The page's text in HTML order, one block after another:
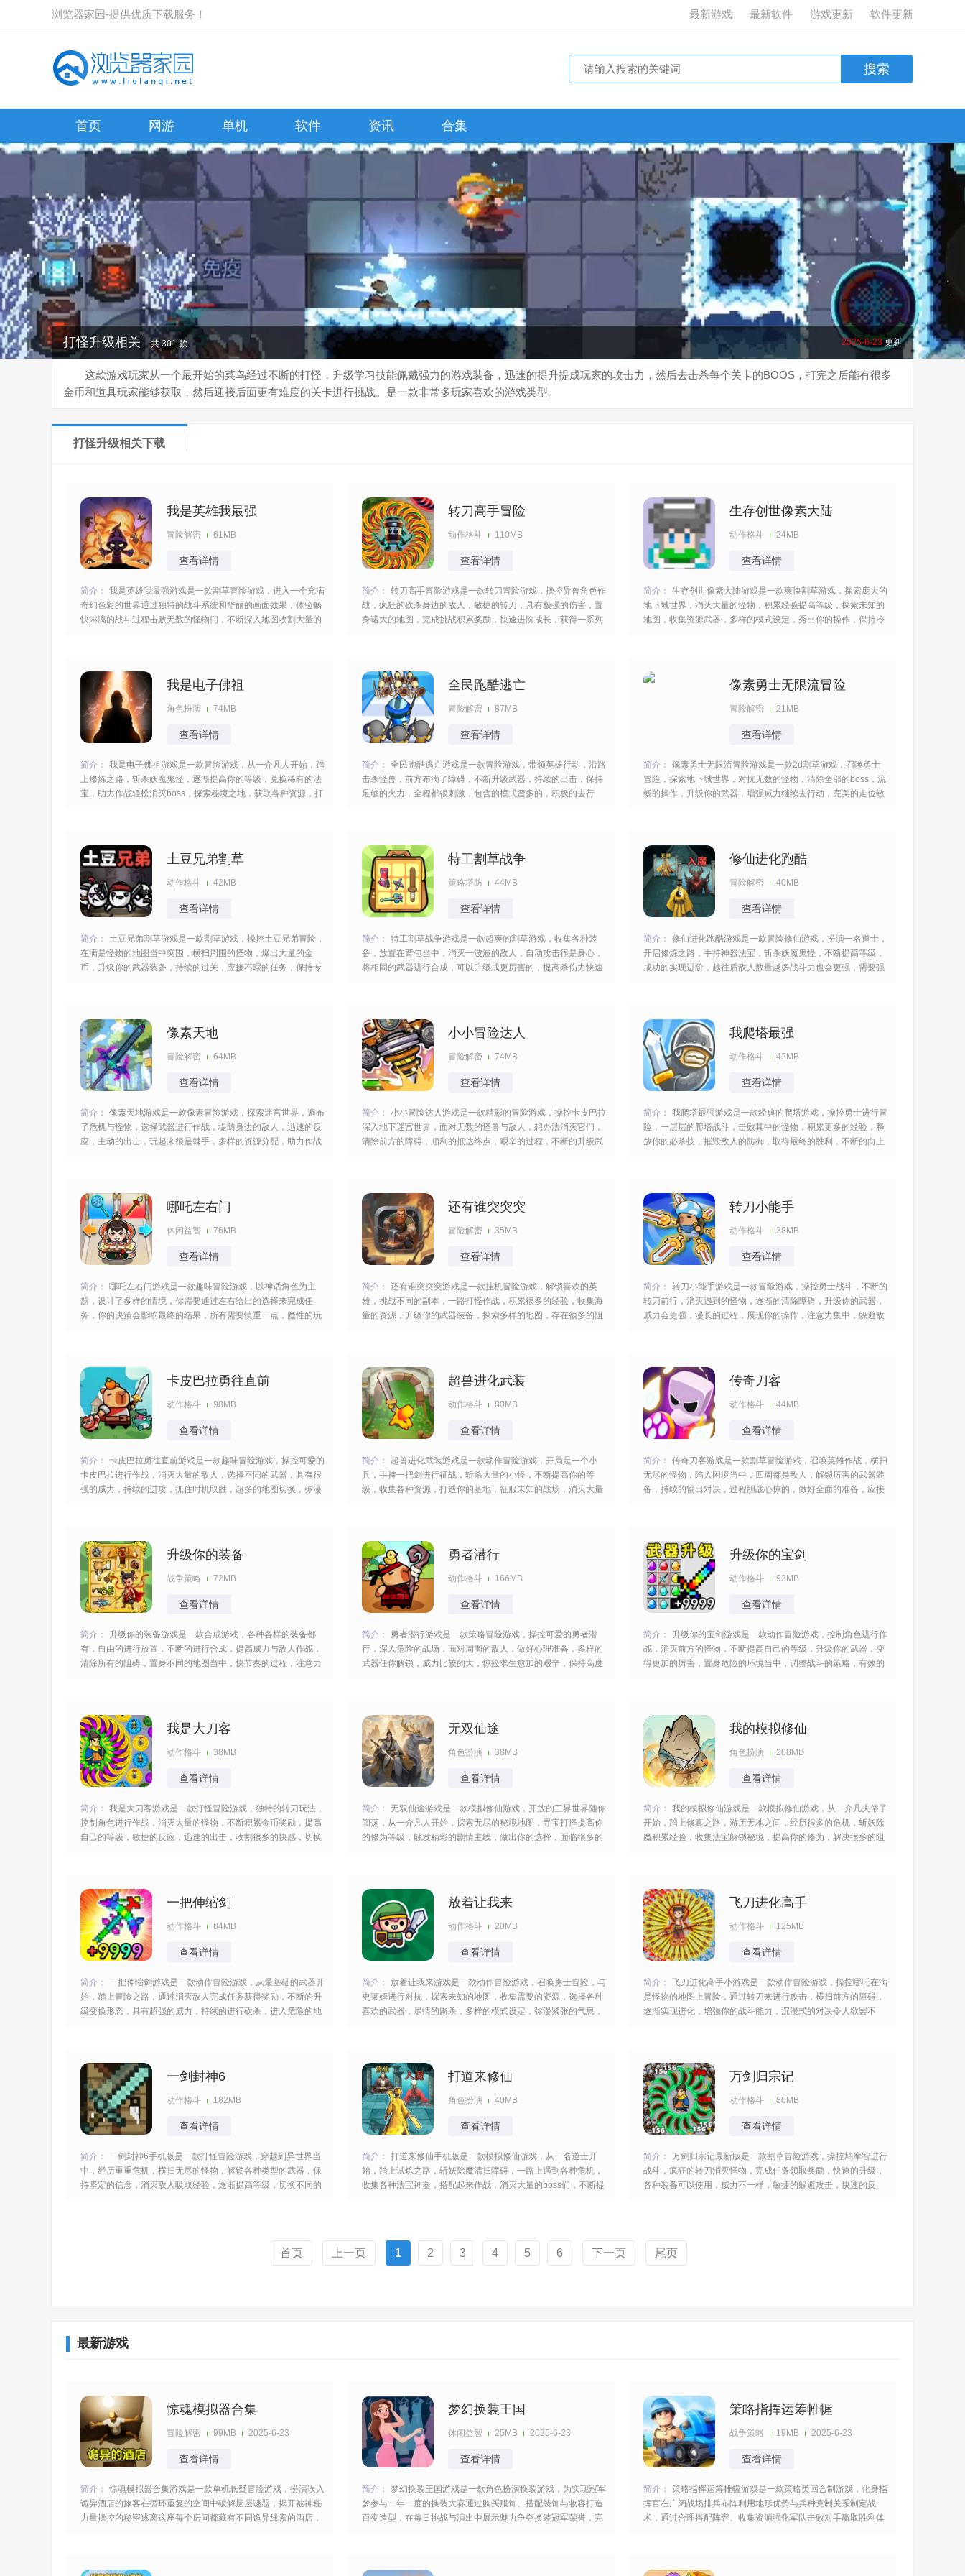
浏览器家园-提供优质下载服务！ 最新游戏 最新软件 游戏更新 软件更新
首页 网游 单机 软件 资讯 合集
打怪升级相关 共 301 款 2025-6-23更新
这款游戏玩家从一个最开始的菜鸟经过不断的打怪，升级学习技能佩戴强力的游戏装备，迅速的提升提成玩家的攻击力，然后去击杀每个关卡的BOOS，打完之后能有很多
金币和道具玩家能够获取，然后迎接后面更有难度的关卡进行挑战。是一款非常多玩家喜欢的游戏类型。
打怪升级相关下载
我是英雄我最强
冒险解密 61MB
查看详情
简介：
我是英雄我最强游戏是一款割草冒险游戏，进入一个充满
奇幻色彩的世界通过独特的战斗系统和华丽的画面效果，体验畅
快淋漓的战斗过程击败无数的怪物们，不断深入地图收割大量的
转刀高手冒险
动作格斗 110MB
查看详情
简介：
转刀高手冒险游戏是一款转刀冒险游戏，操控异兽角色作
战，疯狂的砍杀身边的敌人，敏捷的转刀，具有极强的伤害，置
身诺大的地图，完成挑战积累奖励，快速进阶成长，获得一系列
生存创世像素大陆
动作格斗 24MB
查看详情
简介：
生存创世像素大陆游戏是一款爽快割草游戏，探索庞大的
地下城世界，消灭大量的怪物，积累经验提高等级，探索未知的
地图，收集资源武器，多样的模式设定，秀出你的操作，保持冷
我是电子佛祖
角色扮演 74MB
查看详情
简介：
我是电子佛祖游戏是一款冒险游戏，从一介凡人开始，踏
上修炼之路，斩杀妖魔鬼怪，逐渐提高你的等级，兑换稀有的法
宝，助力作战轻松消灭boss，探索秘境之地，获取各种资源，打
全民跑酷逃亡
冒险解密 87MB
查看详情
简介：
全民跑酷逃亡游戏是一款冒险游戏，带领英雄行动，沿路
击杀怪兽，前方布满了障碍，不断升级武器，持续的出击，保持
足够的火力，全程都很刺激，包含的模式蛮多的，积极的去行
像素勇士无限流冒险
冒险解密 21MB
查看详情
简介：
像素勇士无限流冒险游戏是一款2d割草游戏，召唤勇士
冒险，探索地下城世界，对抗无数的怪物，清除全部的boss，流
畅的操作，升级你的武器，增强威力继续去行动，完美的走位敏
土豆兄弟割草
动作格斗 42MB
查看详情
简介：
土豆兄弟割草游戏是一款割草游戏，操控土豆兄弟冒险，
在满是怪物的地图当中突围，横扫周围的怪物，爆出大量的金
币，升级你的武器装备，持续的过关，应接不暇的任务，保持专
特工割草战争
策略塔防 44MB
查看详情
简介：
特工割草战争游戏是一款超爽的割草游戏，收集各种装
备，放置在背包当中，消灭一波波的敌人，自动攻击很是身心，
将相同的武器进行合成，可以升级成更厉害的，提高杀伤力快速
修仙进化跑酷
冒险解密 40MB
查看详情
简介：
修仙进化跑酷游戏是一款冒险修仙游戏，扮演一名道士，
开启修炼之路，手持神器法宝，斩杀妖魔鬼怪，不断提高等级，
成功的实现进阶，越往后敌人数量越多战斗力也会更强，需要强
像素天地
冒险解密 64MB
查看详情
简介：
像素天地游戏是一款像素冒险游戏，探索迷宫世界，遍布
了危机与怪物，选择武器进行作战，堤防身边的敌人，迅速的反
应，主动的出击，玩起来很是棘手，多样的资源分配，助力作战
小小冒险达人
冒险解密 74MB
查看详情
简介：
小小冒险达人游戏是一款精彩的冒险游戏，操控卡皮巴拉
深入地下迷宫世界，面对无数的怪兽与敌人，想办法消灭它们，
清除前方的障碍，顺利的抵达终点，艰辛的过程，不断的升级武
我爬塔最强
动作格斗 42MB
查看详情
简介：
我爬塔最强游戏是一款经典的爬塔游戏，操控勇士进行冒
险，一层层的爬塔战斗，击败其中的怪物，积累更多的经验，释
放你的必杀技，摧毁敌人的防御，取得最终的胜利，不断的向上
哪吒左右门
休闲益智 76MB
查看详情
简介：
哪吒左右门游戏是一款趣味冒险游戏，以神话角色为主
题，设计了多样的情境，你需要通过左右给出的选择来完成任
务，你的决策会影响最终的结果，所有需要慎重一点，魔性的玩
还有谁突突突
冒险解密 35MB
查看详情
简介：
还有谁突突突游戏是一款挂机冒险游戏，解锁喜欢的英
雄，挑战不同的副本，一路打怪作战，积累很多的经验，收集海
量的资源，升级你的武器装备，探索多样的地图，存在很多的阻
转刀小能手
动作格斗 38MB
查看详情
简介：
转刀小能手游戏是一款冒险游戏，操控勇士战斗，不断的
转刀前行，消灭遇到的怪物，逐渐的清除障碍，升级你的武器，
威力会更强，漫长的过程，展现你的操作，注意力集中，躲避敌
卡皮巴拉勇往直前
动作格斗 98MB
查看详情
简介：
卡皮巴拉勇往直前游戏是一款趣味冒险游戏，操控可爱的
卡皮巴拉进行作战，消灭大量的敌人，选择不同的武器，具有很
强的威力，持续的进攻，抓住时机取胜，超多的地图切换，弥漫
超兽进化武装
动作格斗 80MB
查看详情
简介：
超兽进化武装游戏是一款动作冒险游戏，开局是一个小
兵，手持一把剑进行征战，斩杀大量的小怪，不断提高你的等
级，收集各种资源，打造你的基地，征服未知的战场，消灭大量
传奇刀客
动作格斗 44MB
查看详情
简介：
传奇刀客游戏是一款割草冒险游戏，召唤英雄作战，横扫
无尽的怪物，陷入困境当中，四周都是敌人，解锁厉害的武器装
备，持续的输出对决，过程胆战心惊的，做好全面的准备，应接
升级你的装备
战争策略 72MB
查看详情
简介：
升级你的装备游戏是一款合成游戏，各种各样的装备都
有，自由的进行放置，不断的进行合成，提高威力与敌人作战，
清除所有的阻碍，置身不同的地图当中，快节奏的过程，注意力
勇者潜行
动作格斗 166MB
查看详情
简介：
勇者潜行游戏是一款策略冒险游戏，操控可爱的勇者潜
行，深入危险的战场，面对周围的敌人，做好心理准备，多样的
武器任你解锁，威力比较的大，惊险求生愈加的艰辛，保持高度
升级你的宝剑
动作格斗 93MB
查看详情
简介：
升级你的宝剑游戏是一款动作冒险游戏，控制角色进行作
战，消灭前方的怪物，不断提高自己的等级，升级你的武器，变
得更加的厉害，置身危险的环境当中，调整战斗的策略，有效的
我是大刀客
动作格斗 38MB
查看详情
简介：
我是大刀客游戏是一款打怪冒险游戏，独特的转刀玩法，
控制角色进行作战，消灭大量的怪物，不断积累金币奖励，提高
自己的等级，敏捷的反应，迅速的出击，收割很多的快感，切换
无双仙途
角色扮演 38MB
查看详情
简介：
无双仙途游戏是一款模拟修仙游戏，开放的三界世界随你
闯荡，从一介凡人开始，探索无尽的秘境地图，寻宝打怪提高你
的修为等级，触发精彩的剧情主线，做出你的选择，面临很多的
我的模拟修仙
角色扮演 208MB
查看详情
简介：
我的模拟修仙游戏是一款模拟修仙游戏，从一介凡夫俗子
开始，踏上修真之路，游历天地之间，经历很多的危机，斩妖除
魔积累经验，收集法宝解锁秘境，提高你的修为，解决很多的阻
一把伸缩剑
动作格斗 84MB
查看详情
简介：
一把伸缩剑游戏是一款动作冒险游戏，从最基础的武器开
始，踏上冒险之路，通过消灭敌人完成任务获得奖励，不断的升
级变换形态，具有超强的威力，持续的进行砍杀，进入危险的地
放着让我来
动作格斗 20MB
查看详情
简介：
放着让我来游戏是一款动作冒险游戏，召唤勇士冒险，与
史莱姆进行对抗，探索未知的地图，收集需要的资源，选择各种
喜欢的武器，尽情的厮杀，多样的模式设定，弥漫紧张的气息，
飞刀进化高手
动作格斗 125MB
查看详情
简介：
飞刀进化高手小游戏是一款动作冒险游戏，操控哪吒在满
是怪物的地图上冒险，通过转刀来进行攻击，横扫前方的障碍，
逐渐实现进化，增强你的战斗能力，沉浸式的对决令人欲罢不
一剑封神6
动作格斗 182MB
查看详情
简介：
一剑封神6手机版是一款打怪冒险游戏，穿越到异世界当
中，经历重重危机，横扫无尽的怪物，解锁各种类型的武器，保
持坚定的信念，消灭敌人吸取经验，逐渐提高等级，切换不同的
打道来修仙
角色扮演 40MB
查看详情
简介：
打道来修仙手机版是一款模拟修仙游戏，从一名道士开
始，踏上试炼之路，斩妖除魔清扫障碍，一路上遇到各种危机，
收集各种法宝神器，搭配起来作战，消灭大量的boss们，不断提
万剑归宗记
动作格斗 80MB
查看详情
简介：
万剑归宗记最新版是一款割草冒险游戏，操控鸠摩智进行
战斗，疯狂的转刀消灭怪物，完成任务领取奖励，快速的升级，
各种装备可以使用，威力不一样，敏捷的躲避攻击，快速的反
首页 上一页 1 2 3 4 5 6 下一页 尾页
最新游戏
惊魂模拟器合集
冒险解密 99MB 2025-6-23
查看详情
简介：
惊魂模拟器合集游戏是一款单机悬疑冒险游戏，扮演误入
诡异酒店的旅客在循环重复的空间中破解层层谜题，揭开被神秘
力量操控的秘密逃离这座每个房间都藏有不同诡异线索的酒店，
梦幻换装王国
休闲益智 25MB 2025-6-23
查看详情
简介：
梦幻换装王国游戏是一款角色扮演换装游戏，为实现冠军
梦参与一年一度的换装大赛通过购买服饰、搭配装饰与妆容打造
百变造型，在每日挑战与演出中展示魅力争夺换装冠军荣誉，完
策略指挥运筹帷幄
战争策略 19MB 2025-6-23
查看详情
简介：
策略指挥运筹帷幄游戏是一款策略类回合制游戏，化身指
挥官在广阔战场排兵布阵利用地形优势与兵种克制关系制定战
术，通过合理搭配阵容、收集资源强化军队击败对手赢取胜利体